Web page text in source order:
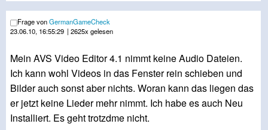
Frage vonGermanGameCheck
23.06.10, 16:55:29 | 2625x gelesen
Mein AVS Video Editor 4.1 nimmt keine Audio Dateien.
Ich kann wohl Videos in das Fenster rein schieben und
Bilder auch sonst aber nichts. Woran kann das liegen das
er jetzt keine Lieder mehr nimmt. Ich habe es auch Neu
Installiert. Es geht trotzdme nicht.